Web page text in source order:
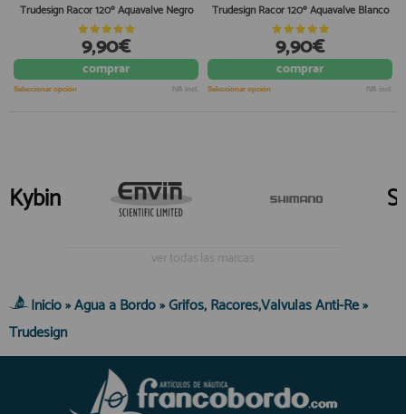
Trudesign Racor 120º Aquavalve Negro
9,90€
comprar
Seleccionar opción IVA incl.
Trudesign Racor 120º Aquavalve Blanco
9,90€
comprar
Seleccionar opción IVA incl.
Kybin
ver todas las marcas
Inicio»Agua a Bordo»Grifos, Racores,Valvulas Anti-Re»
Trudesign